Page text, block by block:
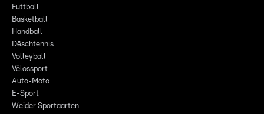
Futtball
Basketball
Handball
Dëschtennis
Volleyball
Vëlossport
Auto-Moto
E-Sport
Weider Sportaarten